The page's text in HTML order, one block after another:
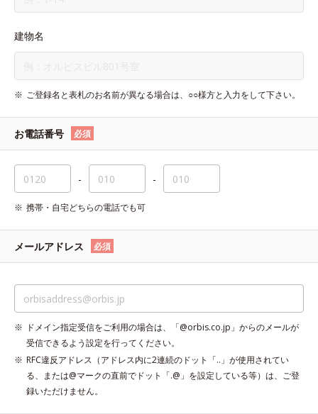
建物名
ご登録名と表札のお名前が異なる場合は、○○様方と入力をして下さい。
お電話番号 必須
- -
携帯・自宅どちらの電話でも可
メールアドレス 必須
ドメイン指定受信をご利用の場合は、「@orbis.co.jp」からのメールが
受信できるよう設定を行ってください。
RFC違反アドレス（アドレス内に2連続のドット「..」が使用されてい
る、または@マークの直前でドット「.@」を設定している等）は、ご登
録いただけません。